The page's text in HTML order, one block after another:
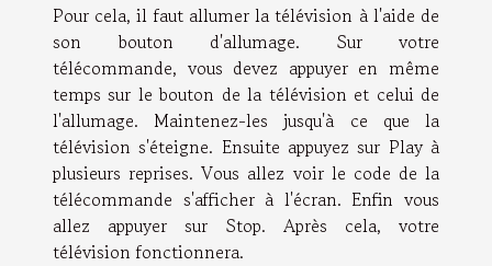
Pour cela, il faut allumer la télévision à l'aide de
son bouton d'allumage. Sur votre
télécommande, vous devez appuyer en même
temps sur le bouton de la télévision et celui de
l'allumage. Maintenez-les jusqu'à ce que la
télévision s'éteigne. Ensuite appuyez sur Play à
plusieurs reprises. Vous allez voir le code de la
télécommande s'afficher à l'écran. Enfin vous
allez appuyer sur Stop. Après cela, votre
télévision fonctionnera.